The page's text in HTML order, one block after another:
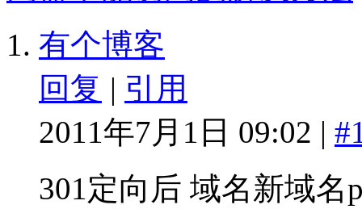
有个博客
回复 | 引用
2011年7月1日 09:02 |
301定向后 域名新域